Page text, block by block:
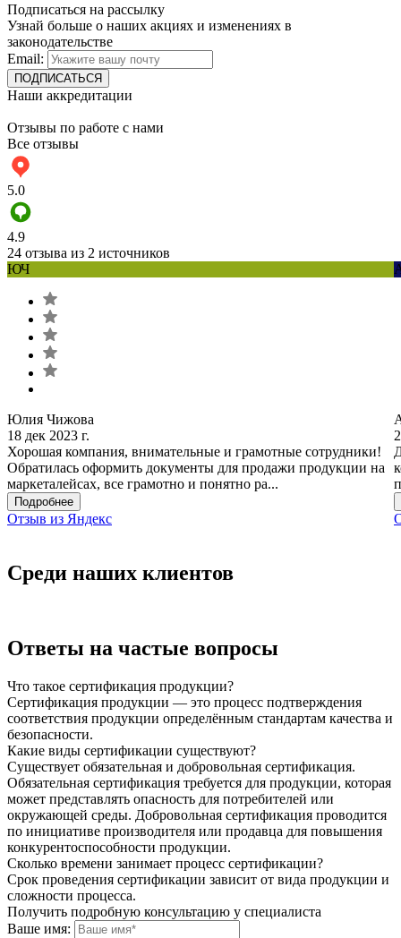
Подписаться на рассылку
Узнай больше о наших акциях и изменениях в
законодательстве
Email:
Наши аккредитации
Отзывы по работе с нами
Все отзывы
5.0
4.9
24 отзыва из 2 источников
ЮЧ
Юлия Чижова
18 дек 2023 г.
Хорошая компания, внимательные и грамотные сотрудники!
Обратилась оформить документы для продажи продукции на
маркеталейсах, все грамотно и понятно ра...
Подробнее
Отзыв из Яндекс
Среди наших клиентов
Ответы на частые вопросы
Что такое сертификация продукции?
Сертификация продукции — это процесс подтверждения
соответствия продукции определённым стандартам качества и
безопасности.
Какие виды сертификации существуют?
Существует обязательная и добровольная сертификация.
Обязательная сертификация требуется для продукции, которая
может представлять опасность для потребителей или
окружающей среды. Добровольная сертификация проводится
по инициативе производителя или продавца для повышения
конкурентоспособности продукции.
Сколько времени занимает процесс сертификации?
Срок проведения сертификации зависит от вида продукции и
сложности процесса.
Получить подробную консультацию у специалиста
Ваше имя: